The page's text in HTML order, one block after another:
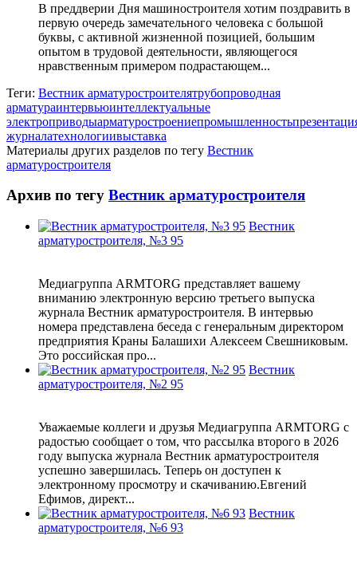
В преддверии Дня машиностроителя хотим поздравить в
первую очередь замечательного человека с большой
буквы, с активной жизненной позицией, большим
опытом в трудовой деятельности, являющегося
нравственным примером подрастающем...
Теги: Вестник арматуростроителятрубопроводная
арматураинтервьюинтеллектуальные
электроприводыарматуростроениепромышленность
журналатехнологиивыставка
Материалы других разделов по тегу Вестник
арматуростроителя
Архив по тегу Вестник арматуростроителя
Вестник
арматуростроителя, №3 95
Медиагруппа ARMTORG представляет вашему
вниманию электронную версию третьего выпуска
журнала Вестник арматуростроителя. В интервью
номера представлена беседа с генеральным директором
предприятия Краны Балашихи Алексеем Свешниковым.
Это российская про...
Вестник
арматуростроителя, №2 95
Уважаемые коллеги и друзья Медиагруппа ARMTORG с
радостью сообщает о том, что рассылка второго в 2026
году выпуска журнала Вестник арматуростроителя
успешно завершилась. Теперь он доступен к
электронному просмотру и скачиванию.Евгений
Ефимов, директ...
Вестник
арматуростроителя, №6 93